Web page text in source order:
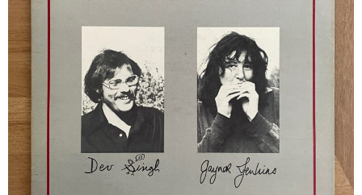
New Arrivals
新譜
GG RECORD （当店のレーベル）
全商品